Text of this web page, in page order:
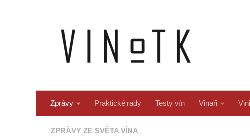
Zprávy Praktické rady Testy vín Vinaři
ZPRÁVY ZE SVĚTA VÍNA